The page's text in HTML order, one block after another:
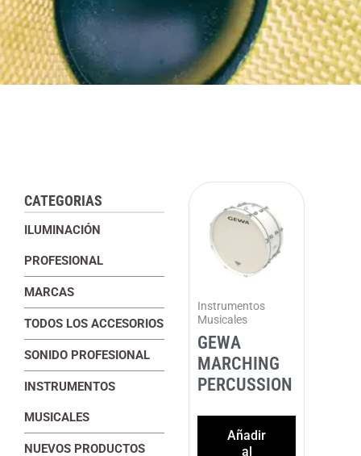
CATEGORIAS
ILUMINACIÓN
PROFESIONAL
MARCAS
TODOS LOS ACCESORIOS
SONIDO PROFESIONAL
INSTRUMENTOS
MUSICALES
NUEVOS PRODUCTOS
Instrumentos
Musicales
GEWA
MARCHING
PERCUSSION
Añadir
al